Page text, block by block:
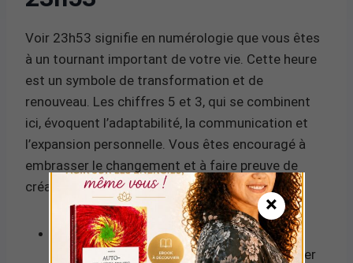
Voir 23h53 signifie en numérologie que vous êtes
à un tournant important de votre vie. Cette heure
est un symbole de transformation et de
renouveau. Les chiffres 5 et 3, qui se combinent
ici, évoquent l’adaptabilité, la communication et
l’expansion personnelle. Vous êtes encouragé à
embrasser le changement et à faire preuve de
créativité pour atteindre vos objectifs.
Ce chiffre représente la liberté et
l’aventure. Il indique que vous devez explorer
×